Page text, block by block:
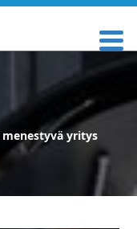
menestyvä yritys